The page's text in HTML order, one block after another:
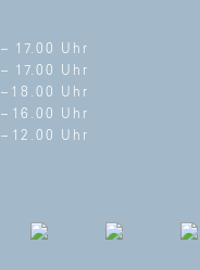
17.00 Uhr
17.00 Uhr
18.00 Uhr
16.00 Uhr
12.00 Uhr